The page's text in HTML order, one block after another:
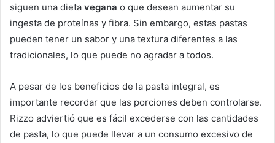
siguen una dieta vegana o que desean aumentar su
ingesta de proteínas y fibra. Sin embargo, estas pastas
pueden tener un sabor y una textura diferentes a las
tradicionales, lo que puede no agradar a todos.
A pesar de los beneficios de la pasta integral, es
importante recordar que las porciones deben controlarse.
Rizzo adviertió que es fácil excederse con las cantidades
de pasta, lo que puede llevar a un consumo excesivo de